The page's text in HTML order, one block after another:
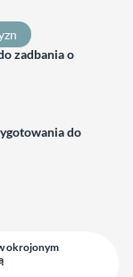
zadbania o
do
okrojonym